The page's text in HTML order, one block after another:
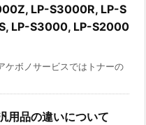
LP-S3000R, LP-S
LP-S3000, LP-S2000
ケボノサービスではトナーの
用品の違いについて